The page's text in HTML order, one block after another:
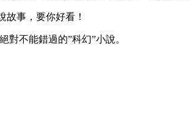
事，要你好看！
不能錯過的”科幻”小說。